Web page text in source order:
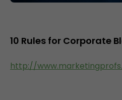
10 Rules for Corporate
http://